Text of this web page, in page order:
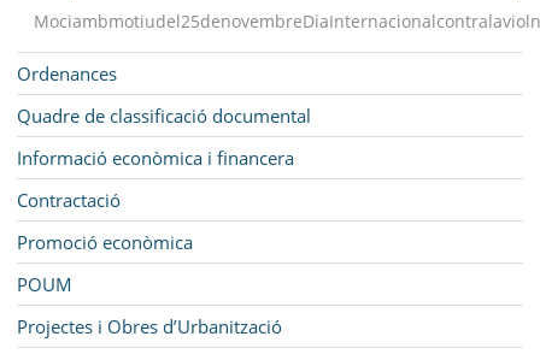
Ordenances
Quadre de classificació documental
Informació econòmica i financera
Contractació
Promoció econòmica
POUM
Projectes i Obres d’Urbanització